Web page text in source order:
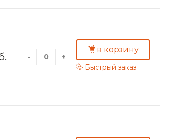
- +
в корзину
Быстрый заказ